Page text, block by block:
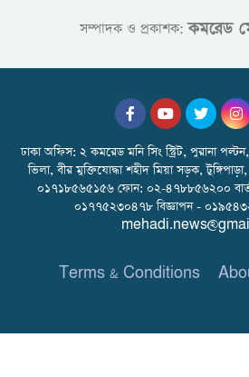
সম্পাদক ও প্রকাশক:কমরেড
ঢাকা অফিস: ২ কমরেড মনি সিং স্ট্রিট, পুরানা
ভিলা, বীর মুক্তিযোদ্ধা শহীদ মিয়া সড়ক,
০১৭১৮৫৬৫১৫৬ ফোন: ০২-৪৭৮৮৫৬২০০
০১৭৭৫২৩০৪৭৮ বিজ্ঞাপন -
Terms & Conditions